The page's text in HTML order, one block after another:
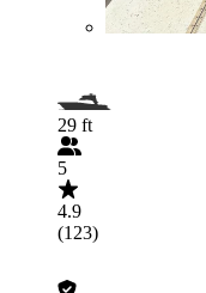
29 ft
5
4.9
(123)